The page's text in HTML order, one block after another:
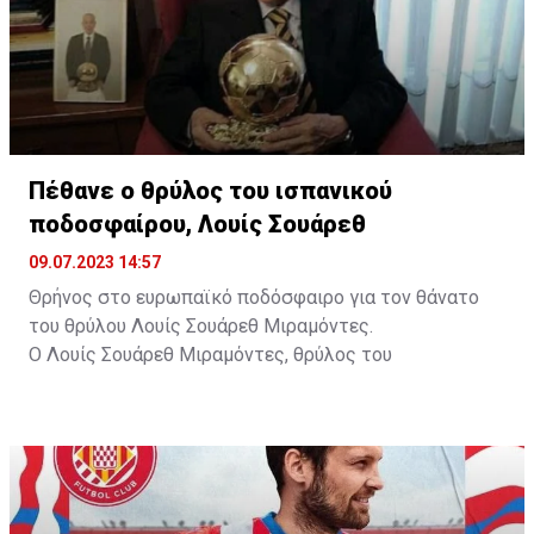
Πέθανε ο θρύλος του ισπανικού
ποδοσφαίρου, Λουίς Σουάρεθ
09.07.2023 14:57
Θρήνος στο ευρωπαϊκό ποδόσφαιρο για τον θάνατο
του θρύλου Λουίς Σουάρεθ Μιραμόντες.
Ο Λουίς Σουάρεθ Μιραμόντες, θρύλος του
Την είδηση επιβεβαίωσε και η Ίντερ, όπου πέρασε
μεγάλο μέρος της καριέρας του.
Ο Ισπανός, που πραγματοποίησε το επαγγελματικό
του ντεμπούτο στη Ντεπορτίβο, ήταν ποδοσφαιριστής